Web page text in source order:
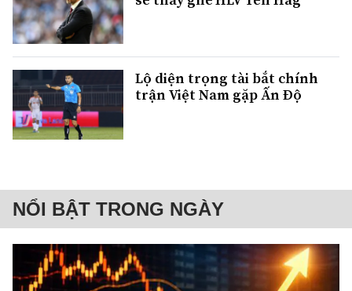
Lộ diện trọng tài bắt chính
trận Việt Nam gặp Ấn Độ
NỔI BẬT TRONG NGÀY